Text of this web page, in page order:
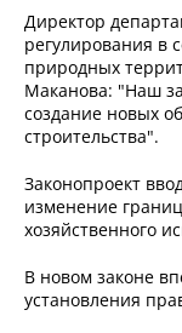
Директор
регулирования в
природных
Маканова: "Наш
создание новых
строительства".
Законопроект
изменение
хозяйственного
В новом законе
установления